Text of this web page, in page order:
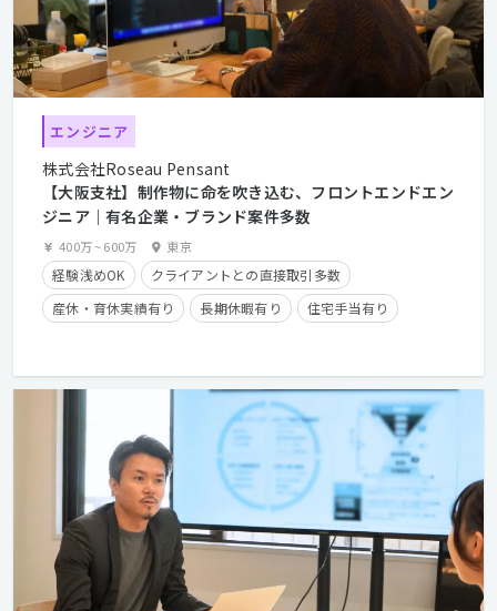
エンジニア
株式会社Roseau Pensant
【大阪支社】制作物に命を吹き込む、フロントエンドエン
ジニア｜有名企業・ブランド案件多数
400万~600万 東京
経験浅めOK
クライアントとの直接取引多数
産休・育休実績有り
長期休暇有り
住宅手当有り
第二新卒歓迎